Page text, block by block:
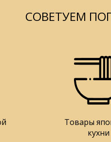
СОВЕТУЕМ
Товары
кухни